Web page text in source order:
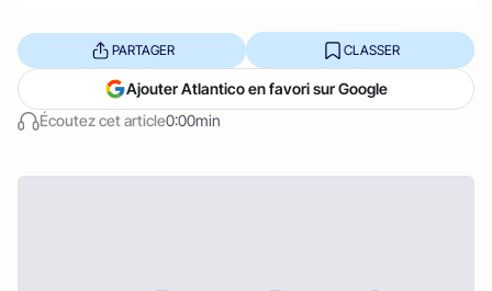
Écoutez cet article0:00min
PARTAGER CLASSER
Ajouter Atlantico en favori sur Google